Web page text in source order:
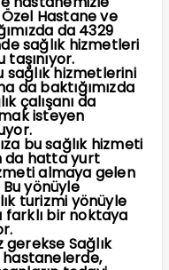
Özel Hastane ve
da 4329
sağlık hizmetleri
sağlık hizmetlerini
da baktığımızda
çalışanı da
isteyen
bu sağlık hizmeti
da hatta yurt
almaya gelen
Bu yönüyle
turizmi yönüyle
farklı bir noktaya
Sağlık
hastanelerde,